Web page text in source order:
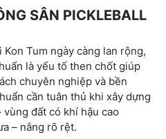
SÂN PICKLEBALL
Tum ngày càng lan rộng,
là yếu tố then chốt giúp
chuyên nghiệp và bền
cần tuân thủ khi xây dựng
đất có khí hậu cao
– nắng rõ rệt.